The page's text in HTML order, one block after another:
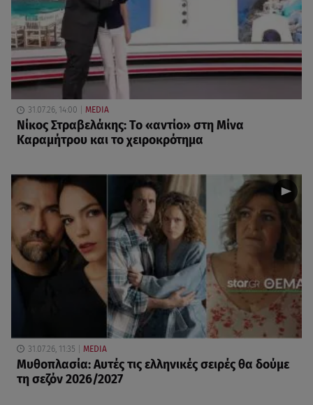
31.07.26, 14:00 MEDIA
Νίκος Στραβελάκης: Το «αντίο» στη Μίνα
Καραμήτρου και το χειροκρότημα
31.07.26, 11:35 MEDIA
Μυθοπλασία: Αυτές τις ελληνικές σειρές θα δούμε
τη σεζόν 2026/2027